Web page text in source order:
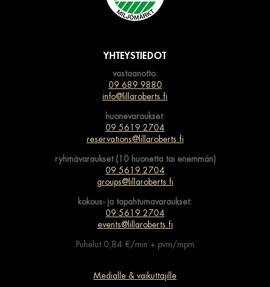
YHTEYSTIEDOT
vastaanotto:
09 689 9880
info@lillaroberts.fi
huonevaraukset:
09 5619 2704
reservations@lillaroberts.fi
ryhmävaraukset (10 huonetta tai enemmän)
09 5619 2704
groups@lillaroberts.fi
kokous- ja tapahtumavaraukset:
09 5619 2704
events@lillaroberts.fi
Puhelut 0,84 €/min + pvm/mpm
Medialle & vaikuttajille